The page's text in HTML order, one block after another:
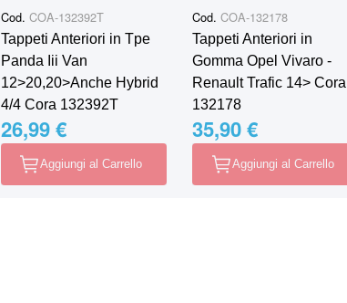
Cod. COA-132392T
Tappeti Anteriori in Tpe
Panda Iii Van
12>20,20>Anche Hybrid
4/4 Cora 132392T
26,99 €
Aggiungi al Carrello
Cod. COA-132178
Tappeti Anteriori in
Gomma Opel Vivaro -
Renault Trafic 14> Cora
132178
35,90 €
Aggiungi al Carrello